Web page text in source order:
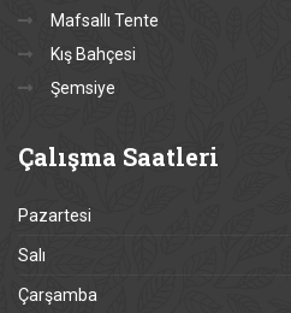
Mafsallı Tente
Kış Bahçesi
Şemsiye
Çalışma Saatleri
Pazartesi
Salı
Çarşamba